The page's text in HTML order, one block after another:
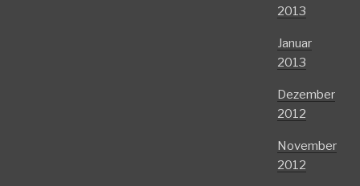
2013
Januar
2013
Dezember
2012
November
2012